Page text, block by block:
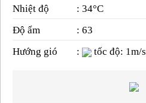
Nhiệt độ
: 34°C
Độ ẩm
: 63
Hướng gió
: tốc độ: 1m/s